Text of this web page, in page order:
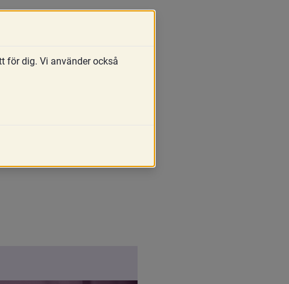
myndighetens uppdrag att
8 maj. Slutrapporten
ges möjlighet att:
för dig. Vi använder också